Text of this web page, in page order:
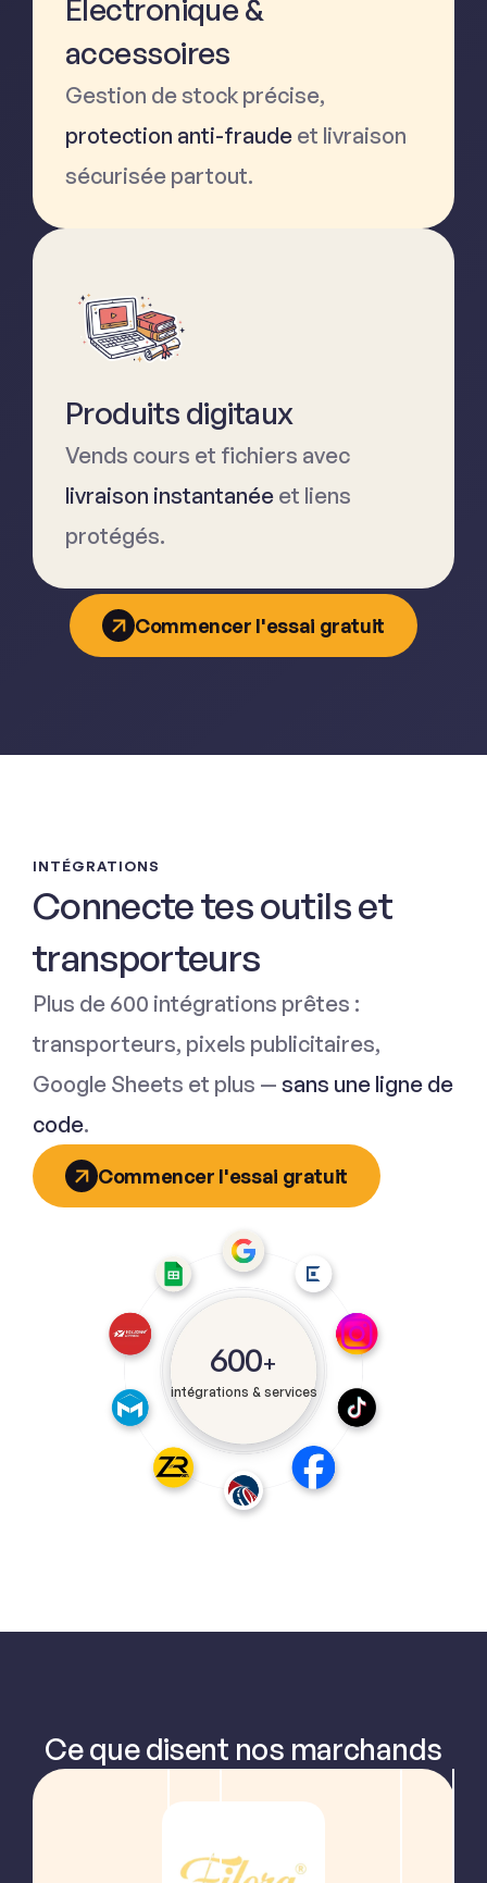
Électronique &
accessoires
Gestion de stock précise,
protection anti-fraude et livraison
sécurisée partout.
Produits digitaux
Vends cours et fichiers avec
livraison instantanée et liens
protégés.
Commencer l'essai gratuit
600+
intégrations & services
INTÉGRATIONS
Connecte tes outils et
transporteurs
Plus de 600 intégrations prêtes :
transporteurs, pixels publicitaires,
Google Sheets et plus — sans une ligne de
code.
Commencer l'essai gratuit
Ce que disent nos marchands